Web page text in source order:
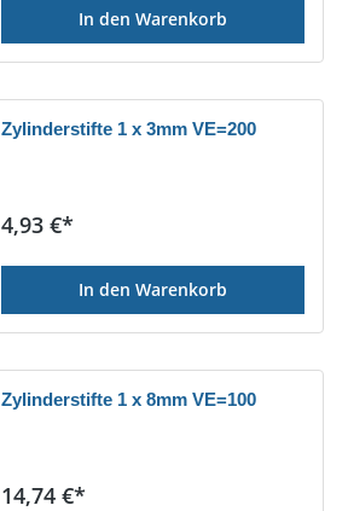
In den Warenkorb
Zylinderstifte 1 x 3mm VE=200
Regulärer Preis:
4,93 €*
In den Warenkorb
Zylinderstifte 1 x 8mm VE=100
Regulärer Preis:
14,74 €*